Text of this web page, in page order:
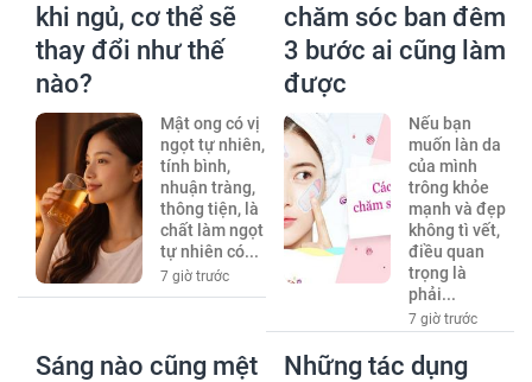
khi ngủ, cơ thể sẽ
thay đổi như thế
nào?
Mật ong có vị
ngọt tự nhiên,
tính bình,
nhuận tràng,
thông tiện, là
chất làm ngọt
tự nhiên có...
7 giờ trước
chăm sóc ban đêm
3 bước ai cũng làm
được
Nếu bạn
muốn làn da
của mình
trông khỏe
mạnh và đẹp
không tì vết,
điều quan
trọng là
phải...
7 giờ trước
Sáng nào cũng mệt
Những tác dụng